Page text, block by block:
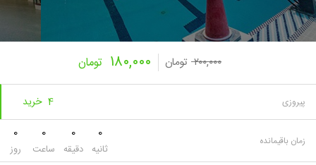
۲۰۰,۰۰۰ تومان ۱۸۰,۰۰۰ تومان
4 خرید پیروزی
زمان باقیمانده 0
روز
0
ساعت
0
دقیقه
0
ثانیه